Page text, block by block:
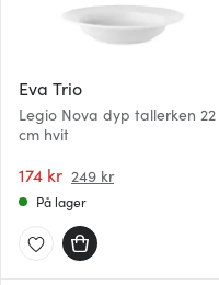
med annen informasjon
eller som de har samlet
Eva Trio
Legio Nova dyp tallerken 22
cm hvit
174 kr 249 kr
På lager